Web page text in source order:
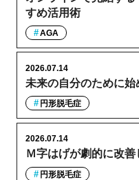
すめ活用術
AGA
未来の自分のために始
2026.07.14
円形脱毛症
Ｍ字はげが劇的に改
2026.07.14
円形脱毛症